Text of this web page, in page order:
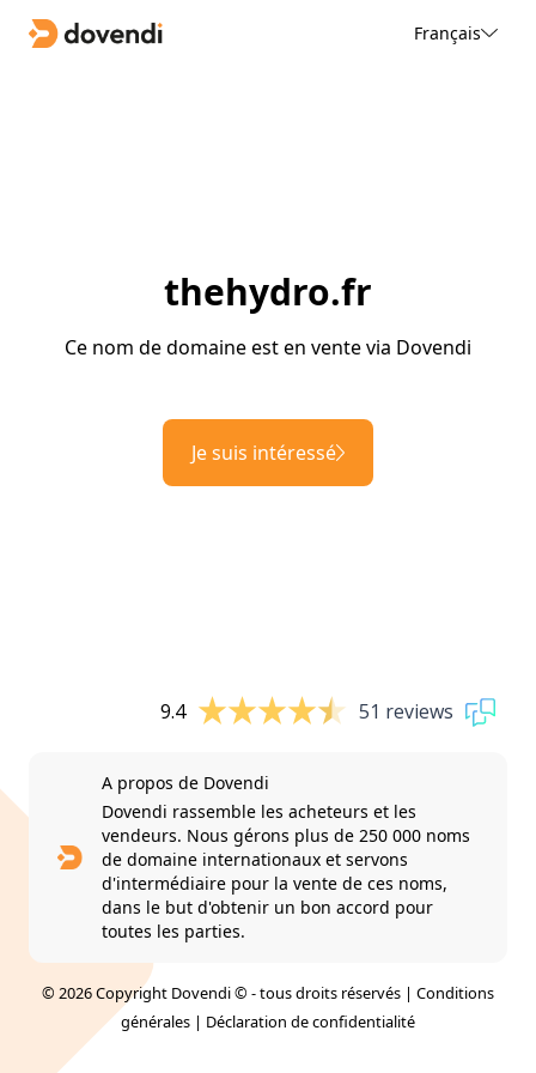
Français
thehydro.fr
Ce nom de domaine est en vente via Dovendi
Je suis intéressé
9.4 51 reviews
A propos de Dovendi
Dovendi rassemble les acheteurs et les
vendeurs. Nous gérons plus de 250 000 noms
de domaine internationaux et servons
d'intermédiaire pour la vente de ces noms,
dans le but d'obtenir un bon accord pour
toutes les parties.
© 2026 Copyright Dovendi © - tous droits réservés | Conditions
générales | Déclaration de confidentialité